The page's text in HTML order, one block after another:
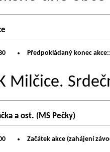
Předpokládaný konec
Milčice.
a ost. (MS Pečky)
Začátek akce (zahájení